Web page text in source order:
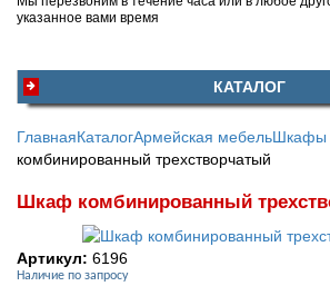
указанное вами время
КАТАЛОГ
ГлавнаяКаталогАрмейская мебельШкафы
комбинированный трехстворчатый
Шкаф комбинированный
Артикул: 6196
Наличие по запросу